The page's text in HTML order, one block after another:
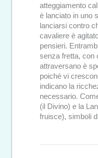
atteggiamento
è lanciato in uno
lanciarsi contro
cavaliere è
pensieri.
senza fretta, con
attraversano è
poiché vi
indicano la
necessario.
(il Divino) e la
fruisce), simboli